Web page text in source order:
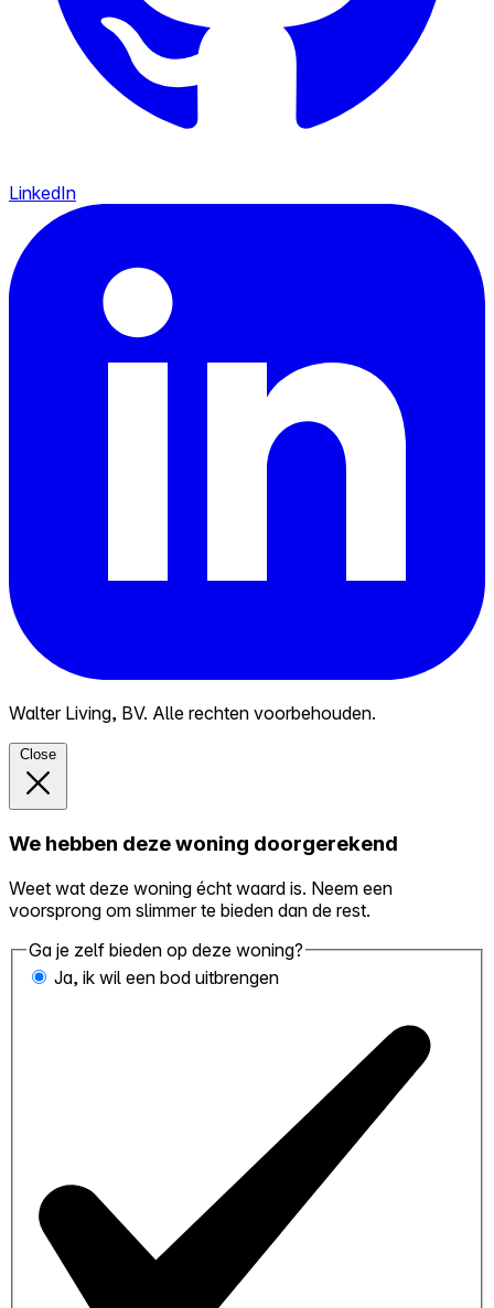
LinkedIn
Walter Living, BV. Alle rechten voorbehouden.
Close
We hebben deze woning doorgerekend
Weet wat deze woning écht waard is. Neem een
voorsprong om slimmer te bieden dan de rest.
Ga je zelf bieden op deze woning?
Ja, ik wil een bod uitbrengen